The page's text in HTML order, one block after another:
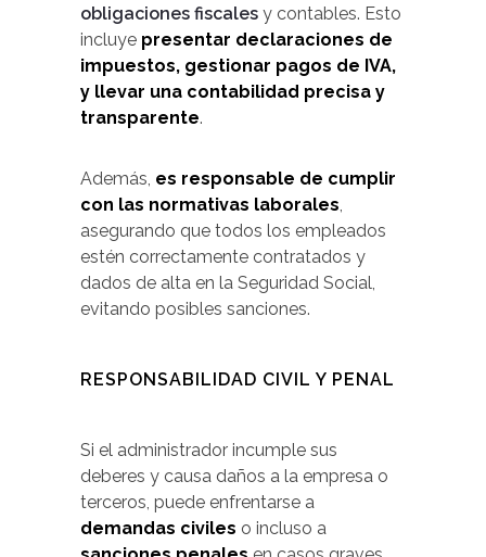
obligaciones fiscales y contables. Esto
incluye presentar declaraciones de
impuestos, gestionar pagos de IVA,
y llevar una contabilidad precisa y
transparente.
Además, es responsable de cumplir
con las normativas laborales,
asegurando que todos los empleados
estén correctamente contratados y
dados de alta en la Seguridad Social,
evitando posibles sanciones.
RESPONSABILIDAD CIVIL Y PENAL
Si el administrador incumple sus
deberes y causa daños a la empresa o
terceros, puede enfrentarse a
demandas civiles o incluso a